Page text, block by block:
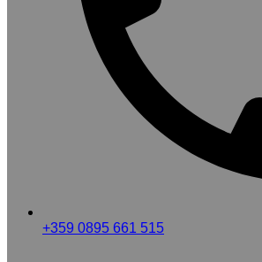
+359 0895 661 515